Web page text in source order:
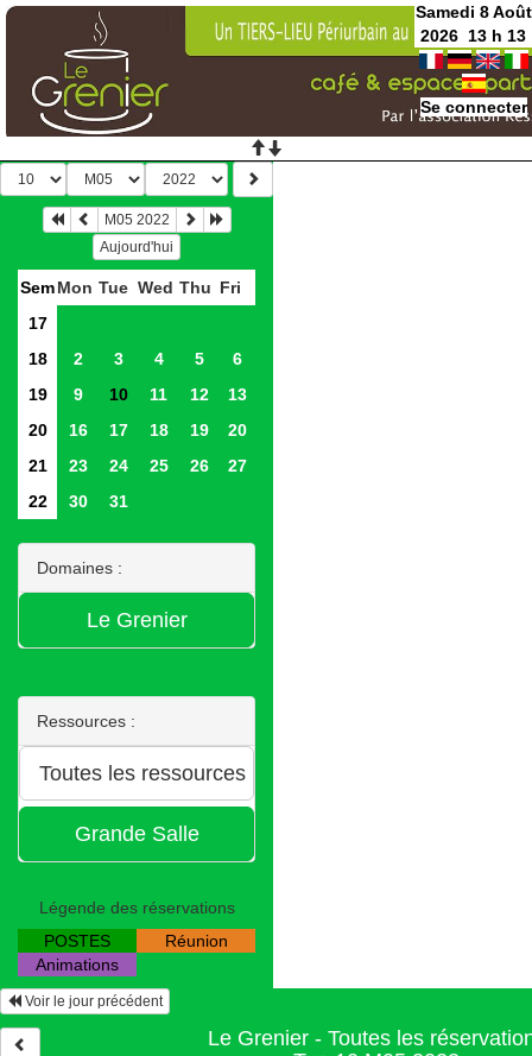
Samedi 8 Août
2026 13 h 13
Se connecter
M05 2022
Aujourd'hui
SemMon Tue Wed Thu Fri
17
18
2 3 4 5
6
19
9 10 11 12
13
20
16 17 18 19
20
21
23 24 25 26
27
22
30 31
Domaines :
Ressources :
Légende des réservations
POSTES
Réunion
Animations
Voir le jour précédent
Le Grenier - Toutes les